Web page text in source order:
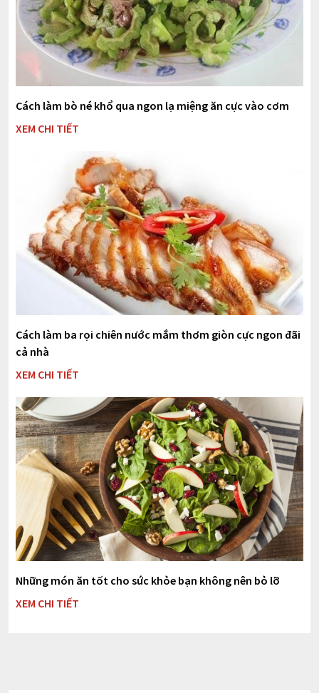
Cách làm bò né khổ qua ngon lạ miệng ăn cực vào cơm
XEM CHI TIẾT
Cách làm ba rọi chiên nước mắm thơm giòn cực ngon đãi
cả nhà
XEM CHI TIẾT
Những món ăn tốt cho sức khỏe bạn không nên bỏ lỡ
XEM CHI TIẾT